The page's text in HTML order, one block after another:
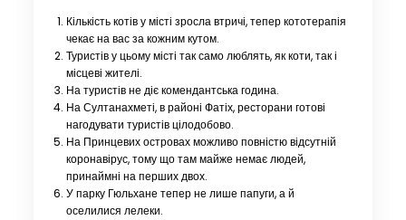
Кількість котів у місті зросла втричі, тепер кототерапія
чекає на вас за кожним кутом.
Туристів у цьому місті так само люблять, як коти, так і
місцеві жителі.
На туристів не діє комендантська година.
На Султанахметі, в районі Фатіх, ресторани готові
нагодувати туристів цілодобово.
На Принцевих островах можливо повністю відсутній
коронавірус, тому що там майже немає людей,
принаймні на перших двох.
У парку Гюльхане тепер не лише папуги, а й
оселилися лелеки.